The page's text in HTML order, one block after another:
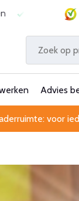
Laagste
Advies
voor